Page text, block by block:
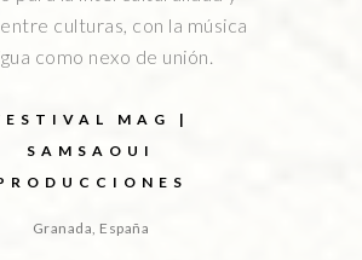
culturas, con la música
como nexo de unión.
MAG |
SAMSAOUI
Granada, España